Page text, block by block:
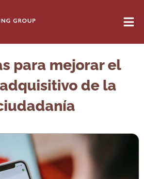
para mejorar el
de la